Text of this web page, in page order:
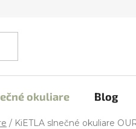
okuliare Blog
/ KiETLA slnečné okuliare